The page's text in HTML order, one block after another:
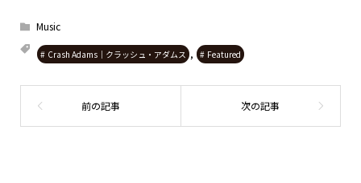
Music
Crash Adams｜クラッシュ・アダムス , Featured